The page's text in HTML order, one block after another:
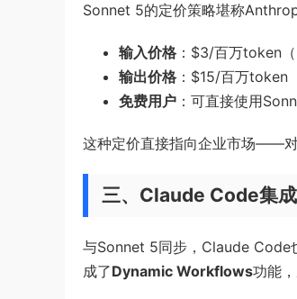
Sonnet 5的定价策略堪称
输入价格 ：$3/百万token
输出价格 ：$15/百万token
免费用户 ：可直接使用
这种定价直接指向企业市场——对
三、Claude Code集
与Sonnet 5同步，Claude Code
成了Dynamic Workflows功能